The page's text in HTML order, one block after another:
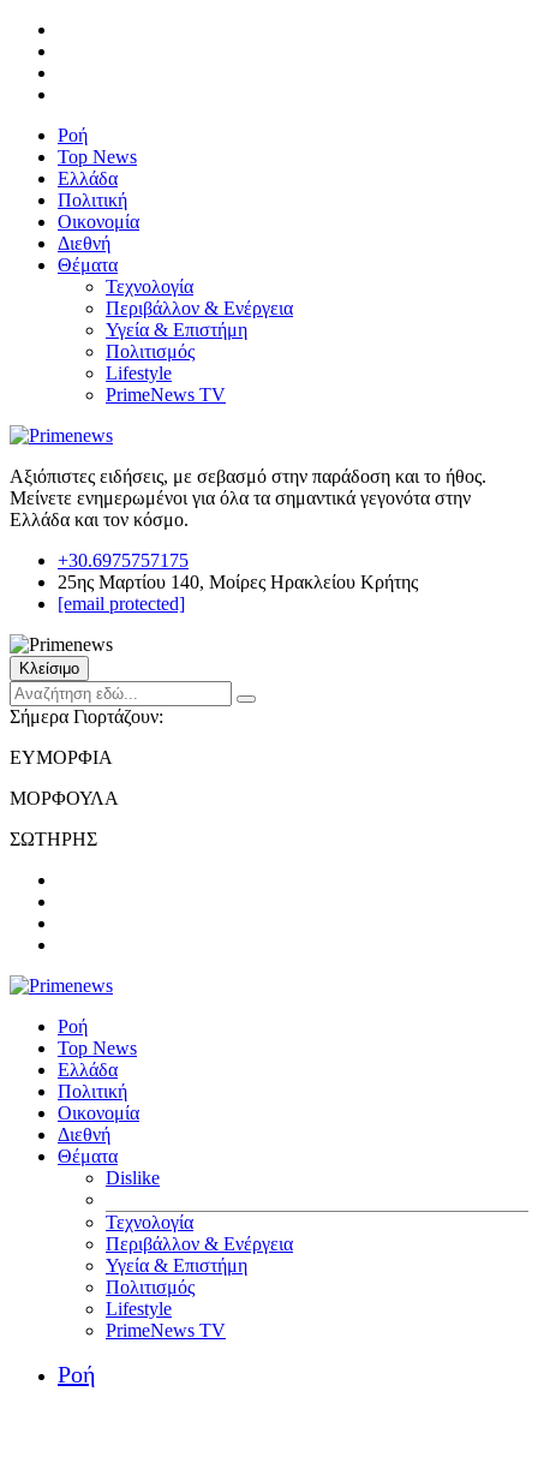
Ροή
Top News
Ελλάδα
Πολιτική
Οικονομία
Διεθνή
Θέματα
Τεχνολογία
Περιβάλλον & Ενέργεια
Υγεία & Επιστήμη
Πολιτισμός
Lifestyle
PrimeNews TV
Αξιόπιστες ειδήσεις, με σεβασμό στην παράδοση και το ήθος.
Μείνετε ενημερωμένοι για όλα τα σημαντικά γεγονότα στην
Ελλάδα και τον κόσμο.
+30.6975757175
25ης Μαρτίου 140, Μοίρες Ηρακλείου Κρήτης
[email protected]
Κλείσιμο
Σήμερα Γιορτάζουν:
ΕΥΜΟΡΦΙΑ
ΜΟΡΦΟΥΛΑ
ΣΩΤΗΡΗΣ
Ροή
Top News
Ελλάδα
Πολιτική
Οικονομία
Διεθνή
Θέματα
Dislike
Τεχνολογία
Περιβάλλον & Ενέργεια
Υγεία & Επιστήμη
Πολιτισμός
Lifestyle
PrimeNews TV
Ροή